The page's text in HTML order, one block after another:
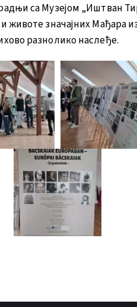
са Музејом „Иштван
животе значајних Мађара
разнолико наслеђе.